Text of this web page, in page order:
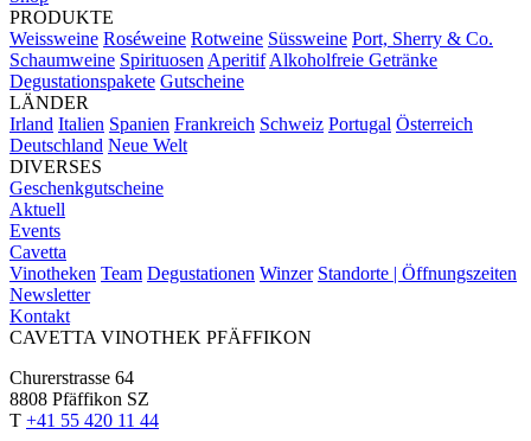
PRODUKTE
Weissweine Roséweine Rotweine Süssweine Port, Sherry & Co.
Schaumweine Spirituosen Aperitif Alkoholfreie Getränke
Degustationspakete Gutscheine
LÄNDER
Irland Italien Spanien Frankreich Schweiz Portugal Österreich
Deutschland Neue Welt
DIVERSES
Geschenkgutscheine
Aktuell
Events
Cavetta
Vinotheken Team Degustationen Winzer Standorte | Öffnungszeiten
Newsletter
Kontakt
CAVETTA VINOTHEK PFÄFFIKON
Churerstrasse 64
8808 Pfäffikon SZ
T +41 55 420 11 44